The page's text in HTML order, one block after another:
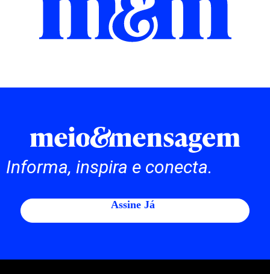
Informa, inspira e conecta.
Assine Já